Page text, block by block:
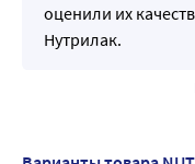
оценили их
Нутрилак.